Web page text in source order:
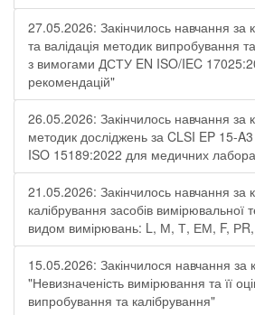
27.05.2026: Закінчилось навчання за
та валідація методик випробування
з вимогами ДСТУ EN ISO/IEC
рекомендацій"
26.05.2026: Закінчилось навчання за
методик досліджень за CLSI EP 15-A3
ISO 15189:2022 для медичних
21.05.2026: Закінчилось навчання за
калібрування засобів вимірювальної
видом вимірювань: L, М, Т, ЕМ, F,
15.05.2026: Закінчилося навчання за
"Невизначеність вимірювання та її
випробування та калібрування"